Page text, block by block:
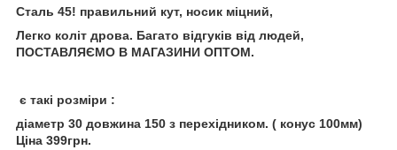
Сталь 45! правильний кут, носик міцний,
Легко коліт дрова. Багато відгуків від людей,
ПОСТАВЛЯЄМО В МАГАЗИНИ ОПТОМ.
є такі розміри :
діаметр 30 довжина 150 з перехідником. ( конус 100мм)
Ціна 399грн.